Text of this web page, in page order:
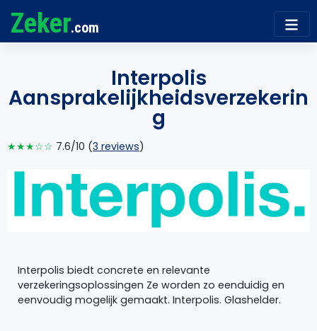
Zeker.com
Interpolis
Aansprakelijkheidsverzekerin
g
★★★☆☆ 7.6/10 (3 reviews)
Interpolis biedt concrete en relevante
verzekeringsoplossingen Ze worden zo eenduidig en
eenvoudig mogelijk gemaakt. Interpolis. Glashelder.